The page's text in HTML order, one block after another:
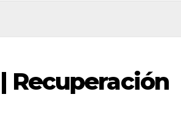
Recuperación